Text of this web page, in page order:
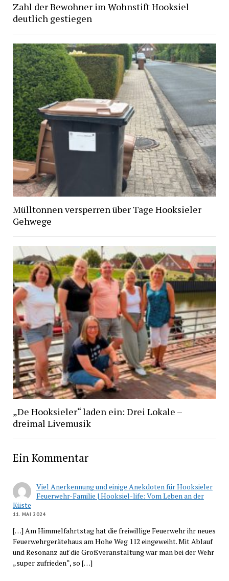
Zahl der Bewohner im Wohnstift Hooksiel
deutlich gestiegen
Mülltonnen versperren über Tage Hooksieler
Gehwege
„De Hooksieler“ laden ein: Drei Lokale –
dreimal Livemusik
Ein Kommentar
Viel Anerkennung und einige Anekdoten für Hooksieler
Feuerwehr-Familie | Hooksiel-life: Vom Leben an der
Küste
11. MAI 2024
[…] Am Himmelfahrtstag hat die freiwillige Feuerwehr ihr neues
Feuerwehrgerätehaus am Hohe Weg 112 eingeweiht. Mit Ablauf
und Resonanz auf die Großveranstaltung war man bei der Wehr
„super zufrieden“, so […]